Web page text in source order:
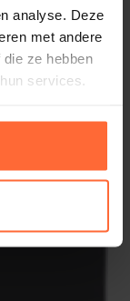
analyse. Deze
met andere
ze hebben
services.
Blauw
ca. 1 week